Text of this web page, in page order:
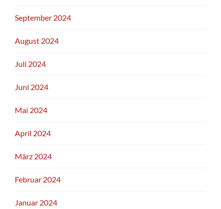
September 2024
August 2024
Juli 2024
Juni 2024
Mai 2024
April 2024
März 2024
Februar 2024
Januar 2024